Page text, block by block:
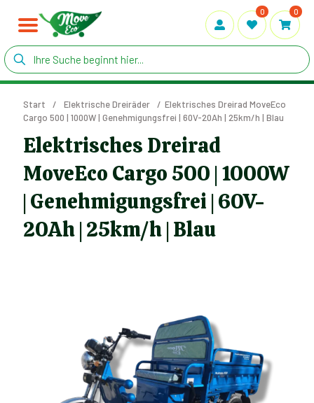
0 0
Start / Elektrische Dreiräder / Elektrisches Dreirad MoveEco
Cargo 500 | 1000W | Genehmigungsfrei | 60V-20Ah | 25km/h | Blau
Elektrisches Dreirad
MoveEco Cargo 500 | 1000W
| Genehmigungsfrei | 60V-
20Ah | 25km/h | Blau